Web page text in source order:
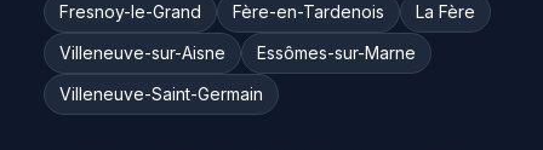
Fresnoy-le-Grand
Fère-en-Tardenois
La Fère
Villeneuve-sur-Aisne
Essômes-sur-Marne
Villeneuve-Saint-Germain